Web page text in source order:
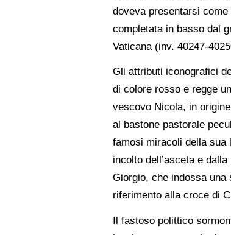
doveva presentarsi
completata in basso dal
Vaticana (inv. 40247-
Gli attributi iconografici
di colore rosso e regge
vescovo Nicola, in
al bastone pastorale
famosi miracoli della sua
incolto dell’asceta e
Giorgio, che indossa
riferimento alla croce di
Il fastoso polittico